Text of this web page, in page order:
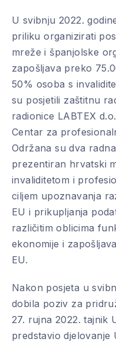
U svibnju 2022.
priliku organizirati
mreže i španjolske
zapošljava preko
50% osoba s
su posjetili zaštitnu
radionice LABTEX
Centar za
Održana su dva
prezentiran hrvatski
invaliditetom i
ciljem upoznavanja
EU i prikupljanja
različitim oblicima
ekonomije i
EU.
Nakon posjeta u
dobila poziv za
27. rujna 2022. tajnik
predstavio